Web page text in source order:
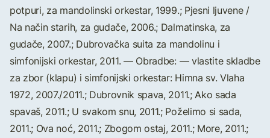
potpuri, za mandolinski orkestar, 1999.; Pjesni ljuvene /
Na način starih, za gudače, 2006.; Dalmatinska, za
gudače, 2007.; Dubrovačka suita za mandolinu i
simfonijski orkestar, 2011. — Obradbe: — vlastite skladbe
za zbor (klapu) i simfonijski orkestar: Himna sv. Vlaha
1972, 2007./2011.; Dubrovnik spava, 2011.; Ako sada
spavaš, 2011.; U svakom snu, 2011.; Poželimo si sada,
2011.; Ova noć, 2011.; Zbogom ostaj, 2011.; More, 2011.;